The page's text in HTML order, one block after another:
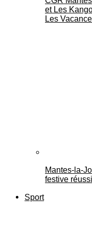
et Les
Les
Mantes-la-
festive
Sport